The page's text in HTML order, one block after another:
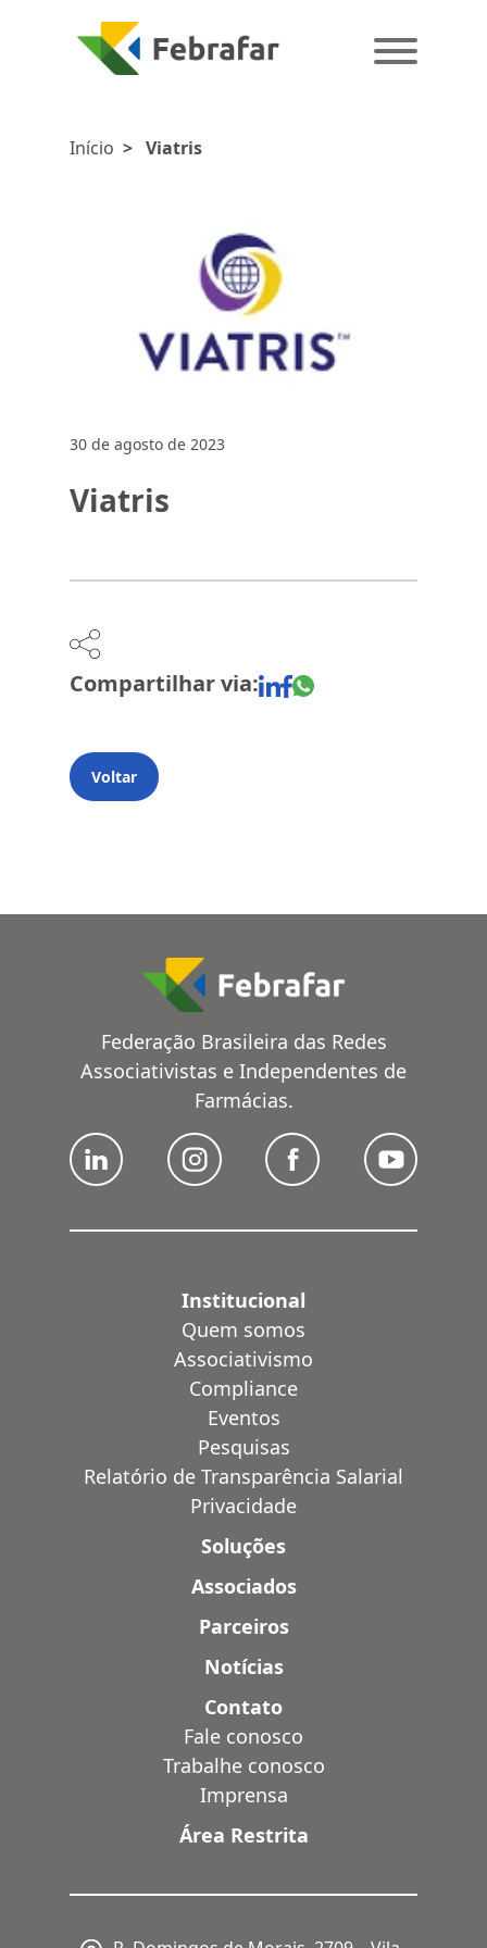
Início > Viatris
30 de agosto de 2023
Viatris
Compartilhar via:
Voltar
Federação Brasileira das Redes
Associativistas e Independentes de
Farmácias.
Institucional
Quem somos
Associativismo
Compliance
Eventos
Pesquisas
Relatório de Transparência Salarial
Privacidade
Soluções
Associados
Parceiros
Notícias
Contato
Fale conosco
Trabalhe conosco
Imprensa
Área Restrita